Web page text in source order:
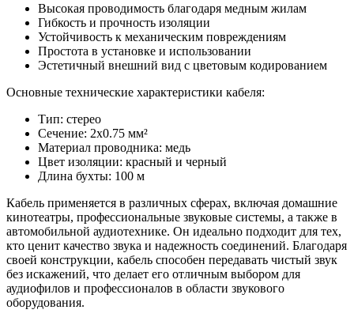
Высокая проводимость благодаря медным жилам
Гибкость и прочность изоляции
Устойчивость к механическим повреждениям
Простота в установке и использовании
Эстетичный внешний вид с цветовым кодированием
Основные технические характеристики кабеля:
Тип: стерео
Сечение: 2х0.75 мм²
Материал проводника: медь
Цвет изоляции: красный и черный
Длина бухты: 100 м
Кабель применяется в различных сферах, включая домашние
кинотеатры, профессиональные звуковые системы, а также в
автомобильной аудиотехнике. Он идеально подходит для тех,
кто ценит качество звука и надежность соединений. Благодаря
своей конструкции, кабель способен передавать чистый звук
без искажений, что делает его отличным выбором для
аудиофилов и профессионалов в области звукового
оборудования.